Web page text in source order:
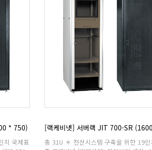
* 750) [랙케비넷] 서버랙 JIT 700-SR